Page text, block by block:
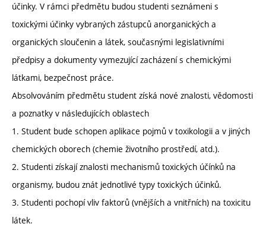
účinky. V rámci předmětu budou studenti seznámeni s
toxickými účinky vybraných zástupců anorganických a
organických sloučenin a látek, současnými legislativními
předpisy a dokumenty vymezující zacházení s chemickými
látkami, bezpečnost práce.
Absolvováním předmětu student získá nové znalosti, vědomosti
a poznatky v následujících oblastech
1. Student bude schopen aplikace pojmů v toxikologii a v jiných
chemických oborech (chemie životního prostředí, atd.).
2. Studenti získají znalosti mechanismů toxických účínků na
organismy, budou znát jednotlivé typy toxických účinků.
3. Studenti pochopí vliv faktorů (vnějších a vnitřních) na toxicitu
látek.